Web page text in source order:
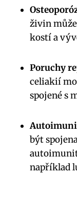
živin
kostí a
Poruchy
celiakií
spojené s
být
například